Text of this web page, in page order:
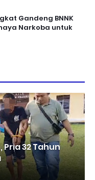
Gandeng BNNK
Narkoba untuk
32 Tahun